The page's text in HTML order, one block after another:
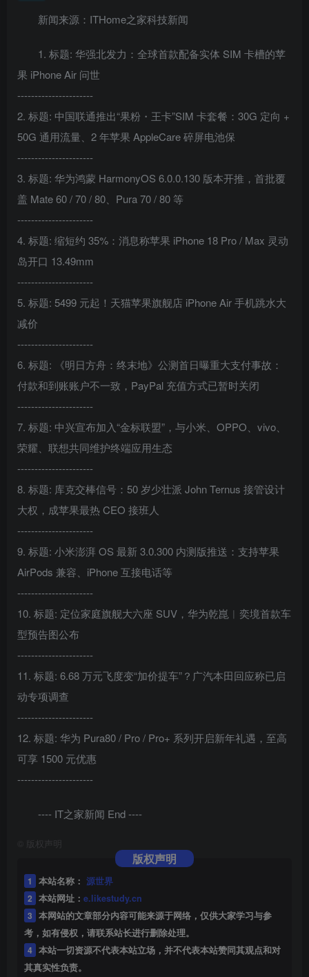
新闻来源：ITHome之家科技新闻
1. 标题: 华强北发力：全球首款配备实体 SIM 卡槽的苹
果 iPhone Air 问世
----------------------
2. 标题: 中国联通推出“果粉・王卡”SIM 卡套餐：30G 定向 +
50G 通用流量、2 年苹果 AppleCare 碎屏电池保
----------------------
3. 标题: 华为鸿蒙 HarmonyOS 6.0.0.130 版本开推，首批覆
盖 Mate 60 / 70 / 80、Pura 70 / 80 等
----------------------
4. 标题: 缩短约 35%：消息称苹果 iPhone 18 Pro / Max 灵动
岛开口 13.49mm
----------------------
5. 标题: 5499 元起！天猫苹果旗舰店 iPhone Air 手机跳水大
减价
----------------------
6. 标题: 《明日方舟：终末地》公测首日曝重大支付事故：
付款和到账账户不一致，PayPal 充值方式已暂时关闭
----------------------
7. 标题: 中兴宣布加入“金标联盟”，与小米、OPPO、vivo、
荣耀、联想共同维护终端应用生态
----------------------
8. 标题: 库克交棒信号：50 岁少壮派 John Ternus 接管设计
大权，成苹果最热 CEO 接班人
----------------------
9. 标题: 小米澎湃 OS 最新 3.0.300 内测版推送：支持苹果
AirPods 兼容、iPhone 互接电话等
----------------------
10. 标题: 定位家庭旗舰大六座 SUV，华为乾崑︱奕境首款车
型预告图公布
----------------------
11. 标题: 6.68 万元飞度变“加价提车”？广汽本田回应称已启
动专项调查
----------------------
12. 标题: 华为 Pura80 / Pro / Pro+ 系列开启新年礼遇，至高
可享 1500 元优惠
----------------------
---- IT之家新闻 End ----
版权声明
版权声明
1 本站名称： 源世界
2 本站网址： e.likestudy.cn
3 本网站的文章部分内容可能来源于网络，仅供大家学习与参
考，如有侵权，请联系站长进行删除处理。
4 本站一切资源不代表本站立场，并不代表本站赞同其观点和对
其真实性负责。